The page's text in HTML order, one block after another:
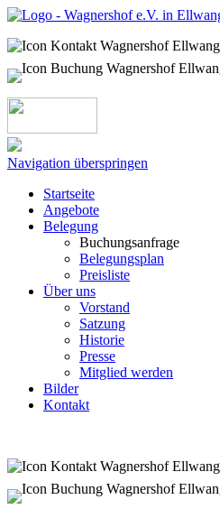
Navigation überspringen
Startseite
Angebote
Belegung
Buchungsanfrage
Belegungsplan
Preisliste
Über uns
Vorstand
Satzung
Historie
Presse
Mitglied werden
Bilder
Kontakt